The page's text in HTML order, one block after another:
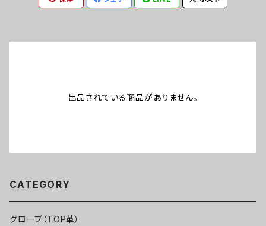
出品されている商品がありません。
CATEGORY
グローブ（TOP革）